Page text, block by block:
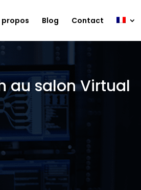
propos Blog Contact
au salon Virtual